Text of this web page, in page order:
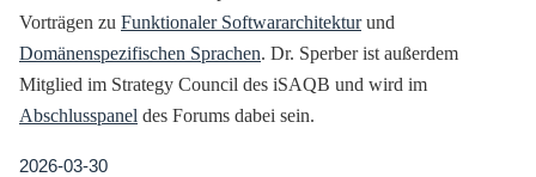
Vorträgen zu Funktionaler Softwararchitekturund
Domänenspezifischen Sprachen. Dr. Sperber ist außerdem
Mitglied im Strategy Council des iSAQB und wird im
Abschlusspanel des Forums dabei sein.
2026-03-30